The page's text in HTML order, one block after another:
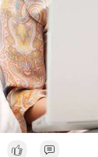
trước khi gia tăng vị thế.
Xem chi tiết các bài viết
#whalealertbtc
#brazilcryptoregulation